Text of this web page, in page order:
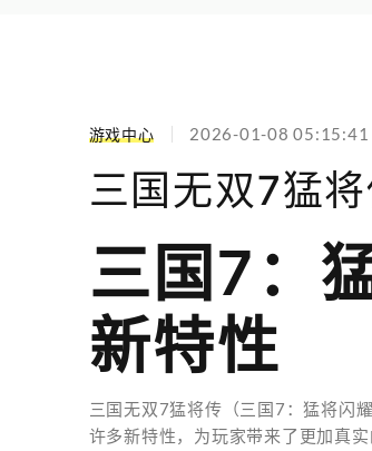
游戏中心 2026-01-08 05:15:41
三国无双7猛
三国7：
新特性
三国无双7猛将传（三国7：猛将闪
许多新特性，为玩家带来了更加真